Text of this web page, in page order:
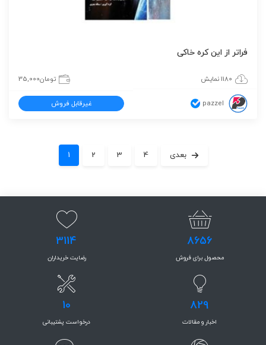
فراتر از این کره خاکی
1180 نمایش تومان35,000
pazzel غیرقابل فروش
1 2 3 4 بعدی
8656
محصول برای فروش
3114
رضایت خریداران
829
اخبار و مقالات
10
درخواست پشتیبانی